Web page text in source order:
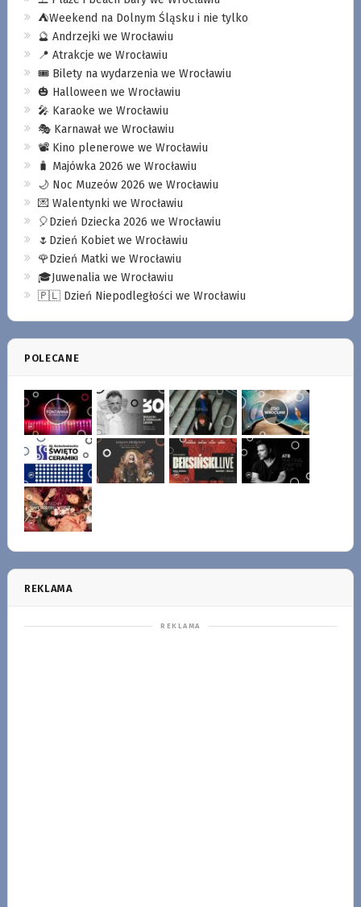
⛺️Weekend na Dolnym Śląsku i nie tylko
🔮 Andrzejki we Wrocławiu
📍 Atrakcje we Wrocławiu
🎟️ Bilety na wydarzenia we Wrocławiu
🎃 Halloween we Wrocławiu
🎤 Karaoke we Wrocławiu
🎭 Karnawał we Wrocławiu
📽️ Kino plenerowe we Wrocławiu
🧳 Majówka 2026 we Wrocławiu
🌙 Noc Muzeów 2026 we Wrocławiu
💌 Walentynki we Wrocławiu
🎈Dzień Dziecka 2026 we Wrocławiu
🌷Dzień Kobiet we Wrocławiu
🌹Dzień Matki we Wrocławiu
🎓Juwenalia we Wrocławiu
🇵🇱 Dzień Niepodległości we Wrocławiu
POLECANE
REKLAMA